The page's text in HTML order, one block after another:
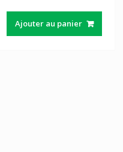
Ajouter au panier